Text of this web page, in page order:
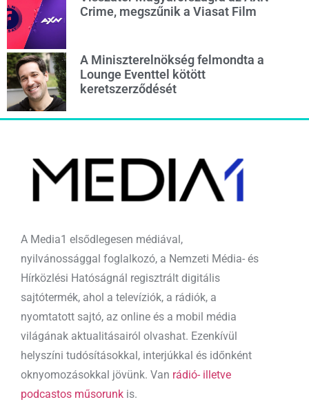
Crime, megszűnik a Viasat Film
A Miniszterelnökség felmondta a
Lounge Eventtel kötött
keretszerződését
A Media1 elsődlegesen médiával,
nyilvánossággal foglalkozó, a Nemzeti Média- és
Hírközlési Hatóságnál regisztrált digitális
sajtótermék, ahol a televíziók, a rádiók, a
nyomtatott sajtó, az online és a mobil média
világának aktualitásairól olvashat. Ezenkívül
helyszíni tudósításokkal, interjúkkal és időnként
oknyomozásokkal jövünk. Van rádió- illetve
podcastos műsorunk is.